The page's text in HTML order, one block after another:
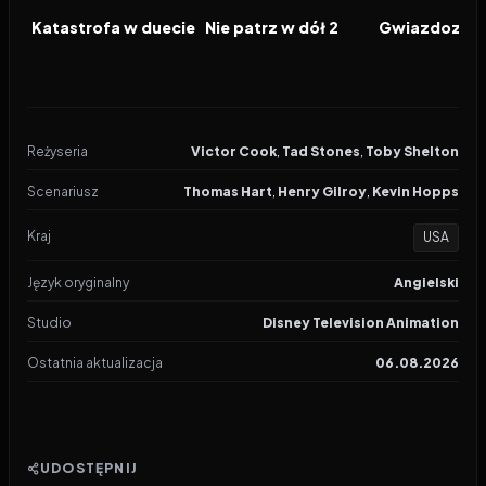
FILM
Katastrofa w duecie FILM
Nie patrz w dół 2 FILM
Reżyseria Victor Cook, Tad Stones, Toby Shelton
Scenariusz Thomas Hart, Henry Gilroy, Kevin Hopps
Kraj USA
Język oryginalny Angielski
Studio Disney Television Animation
Ostatnia aktualizacja 06.08.2026
UDOSTĘPNIJ